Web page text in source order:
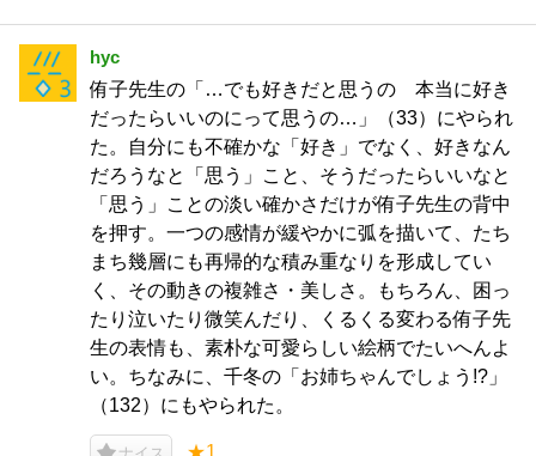
hyc
侑子先生の「…でも好きだと思うの 本当に好き
だったらいいのにって思うの…」（33）にやられ
た。自分にも不確かな「好き」でなく、好きなん
だろうなと「思う」こと、そうだったらいいなと
「思う」ことの淡い確かさだけが侑子先生の背中
を押す。一つの感情が緩やかに弧を描いて、たち
まち幾層にも再帰的な積み重なりを形成してい
く、その動きの複雑さ・美しさ。もちろん、困っ
たり泣いたり微笑んだり、くるくる変わる侑子先
生の表情も、素朴な可愛らしい絵柄でたいへんよ
い。ちなみに、千冬の「お姉ちゃんでしょう!?」
（132）にもやられた。
★1